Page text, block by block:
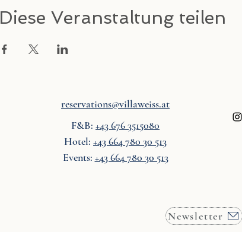
Diese Veranstaltung teilen
reservations@villaweiss.at
F&B: +43 676 3515080
Hotel: +43 664 780 30 513
Events: +43 664 780 30 513
Newsletter